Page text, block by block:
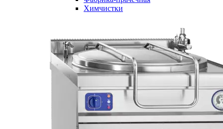
Химчистки